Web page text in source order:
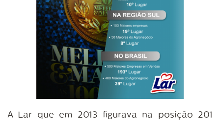
A Lar que em 2013 figurava na posição 201